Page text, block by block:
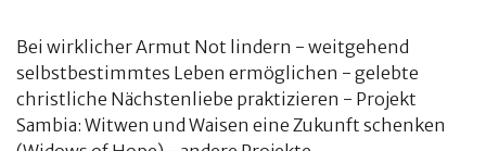
Bei wirklicher Armut Not lindern - weitgehend
selbstbestimmtes Leben ermöglichen - gelebte
christliche Nächstenliebe praktizieren - Projekt
Sambia: Witwen und Waisen eine Zukunft schenken